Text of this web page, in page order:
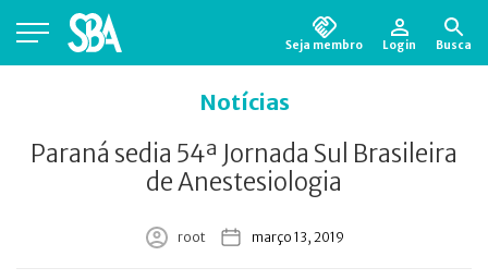
Seja membro Login Busca
Notícias
Paraná sedia 54ª Jornada Sul Brasileira
de Anestesiologia
root março 13, 2019